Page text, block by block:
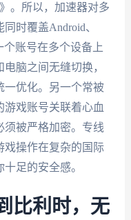
。所以，加速器对多
时覆盖Android、
个账号在多个设备上
脑之间无缝切换，
一优化。另一个常被
游戏账号关联着心血
须被严格加密。专线
戏操作在复杂的国际
足的安全感。
比利时，无